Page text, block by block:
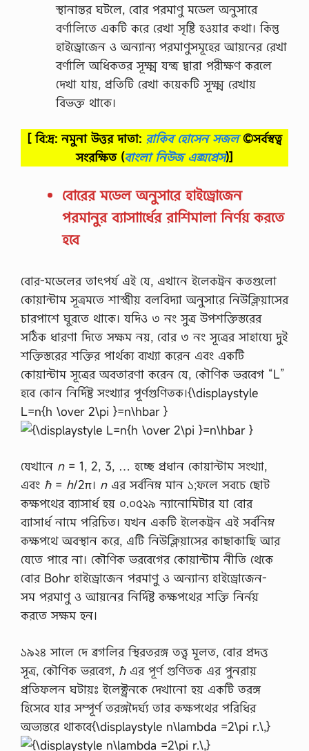
স্থানান্তর ঘটলে, বোর পরমাণু মডেল অনুসারে
বর্ণালিতে একটি করে রেখা সৃষ্টি হওয়ার কথা। কিন্তু
হাইড্রোজেন ও অন্যান্য পরমাণুসমূহের আয়নের রেখা
বর্ণালি অধিকতর সূক্ষ্ম যন্ত্র দ্বারা পরীক্ষণ করলে
দেখা যায়, প্রতিটি রেখা কয়েকটি সূক্ষ্ম রেখায়
বিভক্ত থাকে।
[ বি:দ্র: নমুনা উত্তর দাতা: রাকিব হোসেন সজল©সর্বস্বত্ব
সংরক্ষিত (বাংলা নিউজ এক্সপ্রেস)]
বোরের মডেল অনুসারে হাইড্রোজেন
পরমানুর ব্যাসাার্ধের রাশিমালা নির্ণয় করতে
হবে
বোর-মডেলের তাৎপর্য এই যে, এখানে ইলেকট্রন কতগুলো
কোয়ান্টাম সূত্রমতে শাস্ত্রীয় বলবিদ্যা অনুসারে নিউক্লিয়াসের
চারপাশে ঘুরতে থাকে। যদিও ৩ নং সুত্র উপশক্তিস্তরের
সঠিক ধারণা দিতে সক্ষম নয়, বোর ৩ নং সূত্রের সাহায্যে দুই
শক্তিস্তরের শক্তির পার্থক্য ব্যখ্যা করেন এবং একটি
কোয়ান্টাম সূত্রের অবতারণা করেন যে, কৌণিক ভরবেগ “L”
হবে কোন নির্দিষ্ট সংখ্যার পূর্ণগুণিতক।{\displaystyle
L=n{h \over 2\pi }=n\hbar }
যেখানে n= 1, 2, 3, … হচ্ছে প্রধান কোয়ান্টাম সংখ্যা,
এবং ħ= h/2π। nএর সর্বনিম্ন মান ১;ফলে সবচে ছোট
কক্ষপথের ব্যাসার্ধ হয় ০.০৫২৯ ন্যানোমিটার যা বোর
ব্যাসার্ধ নামে পরিচিত। যখন একটি ইলেকট্রন এই সর্বনিম্ন
কক্ষপথে অবস্থান করে, এটি নিউক্লিয়াসের কাছাকাছি আর
যেতে পারে না। কৌণিক ভরবেগের কোয়ান্টাম নীতি থেকে
বোর Bohr হাইড্রোজেন পরমাণু ও অন্যান্য হাইড্রোজেন-
সম পরমাণু ও আয়নের নির্দিষ্ট কক্ষপথের শক্তি নির্নয়
করতে সক্ষম হন।
১৯২৪ সালে দে ব্রগলির স্থিরতরঙ্গ তত্ত্ব মূলত, বোর প্রদত্ত
সূত্র, কৌণিক ভরবেগ, ħএর পূর্ণ গুণিতক এর পুনরায়
প্রতিফলন ঘটায়ঃ ইলেক্ট্রনকে দেখানো হয় একটি তরঙ্গ
হিসেবে যার সম্পূর্ণ তরঙ্গদৈর্ঘ্য তার কক্ষপথের পরিধির
অভ্যন্তরে থাকবে{\displaystyle n\lambda =2\pi r.\,}